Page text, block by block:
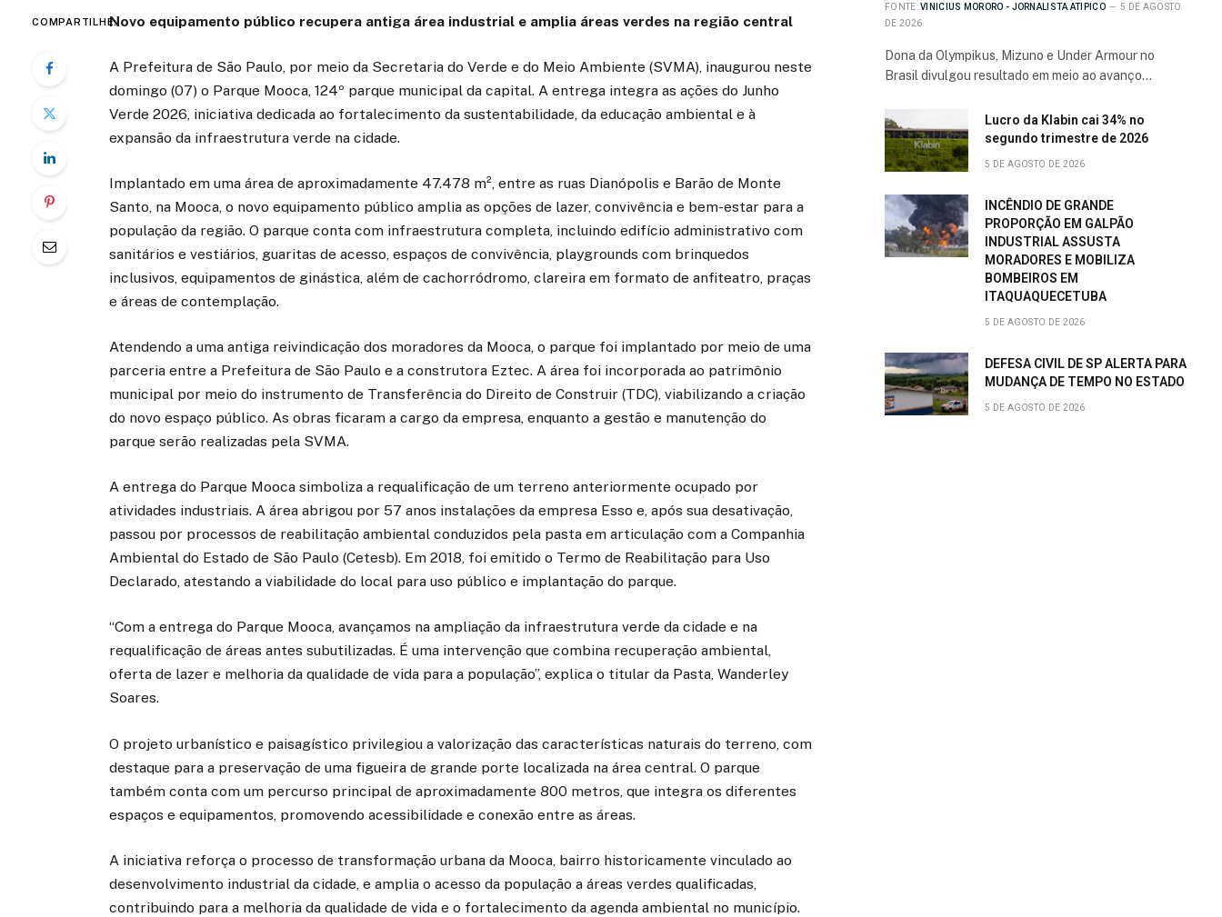
COMPARTILHE:Novo equipamento público recupera antiga área industrial e amplia áreas verdes na região central
A Prefeitura de São Paulo, por meio da Secretaria do Verde e do Meio Ambiente (SVMA), inaugurou neste
domingo (07) o Parque Mooca, 124º parque municipal da capital. A entrega integra as ações do Junho
Verde 2026, iniciativa dedicada ao fortalecimento da sustentabilidade, da educação ambiental e à
expansão da infraestrutura verde na cidade.
Implantado em uma área de aproximadamente 47.478 m², entre as ruas Dianópolis e Barão de Monte
Santo, na Mooca, o novo equipamento público amplia as opções de lazer, convivência e bem-estar para a
população da região. O parque conta com infraestrutura completa, incluindo edifício administrativo com
sanitários e vestiários, guaritas de acesso, espaços de convivência, playgrounds com brinquedos
inclusivos, equipamentos de ginástica, além de cachorródromo, clareira em formato de anfiteatro, praças
e áreas de contemplação.
Atendendo a uma antiga reivindicação dos moradores da Mooca, o parque foi implantado por meio de uma
parceria entre a Prefeitura de São Paulo e a construtora Eztec. A área foi incorporada ao patrimônio
municipal por meio do instrumento de Transferência do Direito de Construir (TDC), viabilizando a criação
do novo espaço público. As obras ficaram a cargo da empresa, enquanto a gestão e manutenção do
parque serão realizadas pela SVMA.
A entrega do Parque Mooca simboliza a requalificação de um terreno anteriormente ocupado por
atividades industriais. A área abrigou por 57 anos instalações da empresa Esso e, após sua desativação,
passou por processos de reabilitação ambiental conduzidos pela pasta em articulação com a Companhia
Ambiental do Estado de São Paulo (Cetesb). Em 2018, foi emitido o Termo de Reabilitação para Uso
Declarado, atestando a viabilidade do local para uso público e implantação do parque.
“Com a entrega do Parque Mooca, avançamos na ampliação da infraestrutura verde da cidade e na
requalificação de áreas antes subutilizadas. É uma intervenção que combina recuperação ambiental,
oferta de lazer e melhoria da qualidade de vida para a população”, explica o titular da Pasta, Wanderley
Soares.
O projeto urbanístico e paisagístico privilegiou a valorização das características naturais do terreno, com
destaque para a preservação de uma figueira de grande porte localizada na área central. O parque
também conta com um percurso principal de aproximadamente 800 metros, que integra os diferentes
espaços e equipamentos, promovendo acessibilidade e conexão entre as áreas.
A iniciativa reforça o processo de transformação urbana da Mooca, bairro historicamente vinculado ao
desenvolvimento industrial da cidade, e amplia o acesso da população a áreas verdes qualificadas,
contribuindo para a melhoria da qualidade de vida e o fortalecimento da agenda ambiental no município.
FONTE: VINICIUS MORORO - JORNALISTA ATIPICO
5 DE AGOSTO
DE 2026
Dona da Olympikus, Mizuno e Under Armour no
Brasil divulgou resultado em meio ao avanço…
Lucro da Klabin cai 34% no
segundo trimestre de 2026
5 DE AGOSTO DE 2026
INCÊNDIO DE GRANDE
PROPORÇÃO EM GALPÃO
INDUSTRIAL ASSUSTA
MORADORES E MOBILIZA
BOMBEIROS EM
ITAQUAQUECETUBA
5 DE AGOSTO DE 2026
DEFESA CIVIL DE SP ALERTA PARA
MUDANÇA DE TEMPO NO ESTADO
5 DE AGOSTO DE 2026